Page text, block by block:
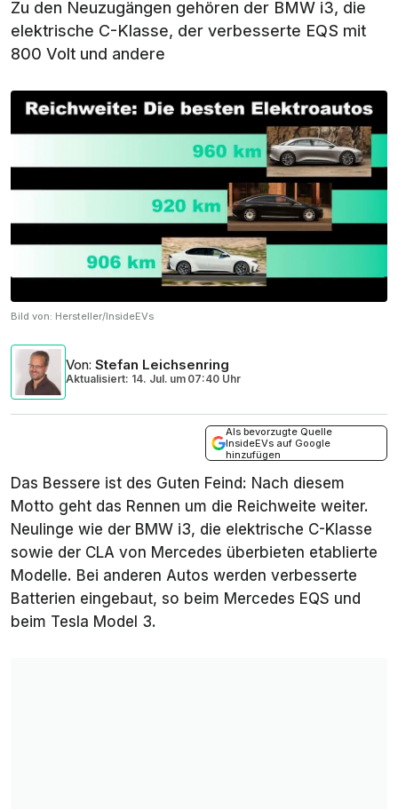
Zu den Neuzugängen gehören der BMW i3, die
elektrische C-Klasse, der verbesserte EQS mit
800 Volt und andere
Bild von: Hersteller/InsideEVs
Von: Stefan Leichsenring
Aktualisiert: 14. Jul. um 07:40 Uhr
Als bevorzugte Quelle
InsideEVs auf Google
hinzufügen
Das Bessere ist des Guten Feind: Nach diesem
Motto geht das Rennen um die Reichweite weiter.
Neulinge wie der BMW i3, die elektrische C-Klasse
sowie der CLA von Mercedes überbieten etablierte
Modelle. Bei anderen Autos werden verbesserte
Batterien eingebaut, so beim Mercedes EQS und
beim Tesla Model 3.